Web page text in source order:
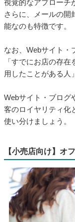
視覚的なアプローチ
さらに、メールの開
能なのも特徴です。
なお、Webサイト・
「すでにお店の存
用したことがある人
Webサイト・ブログ
客のロイヤリティ化
使い分けましょう。
【小売店向け】オ